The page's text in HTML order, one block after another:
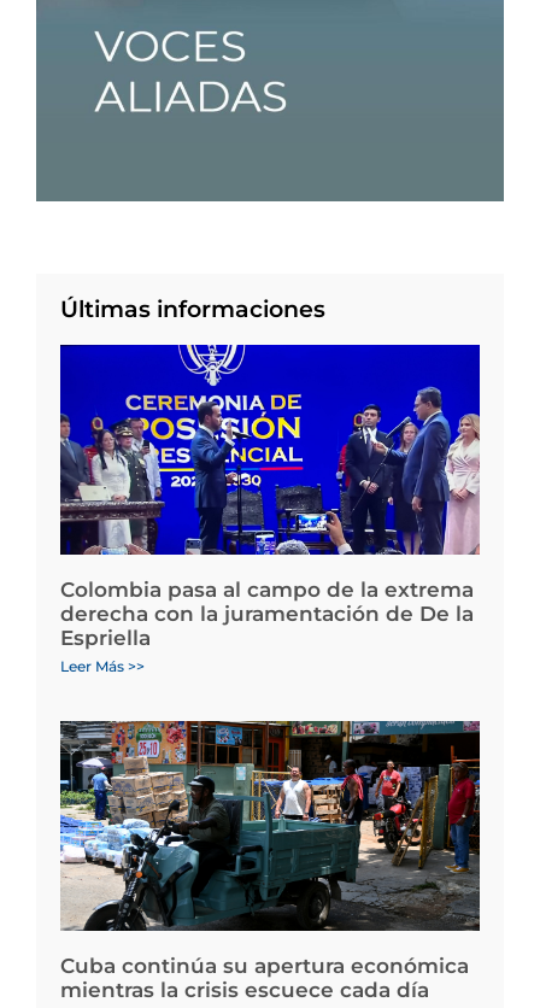
Últimas informaciones
Colombia pasa al campo de la extrema
derecha con la juramentación de De la
Espriella
Leer Más >>
Cuba continúa su apertura económica
mientras la crisis escuece cada día